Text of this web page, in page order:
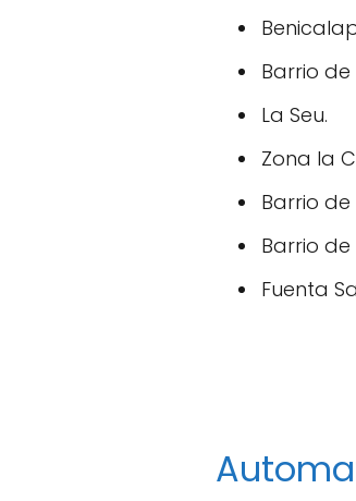
Barrio de
La Seu.
Zona la
Barrio de
Barrio de
Fuenta